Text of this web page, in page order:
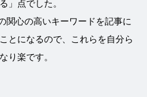
」点でした。
関心の高いキーワードを記事に
とになるので、これらを自分ら
り楽です。